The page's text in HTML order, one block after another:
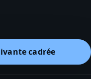
cadrée